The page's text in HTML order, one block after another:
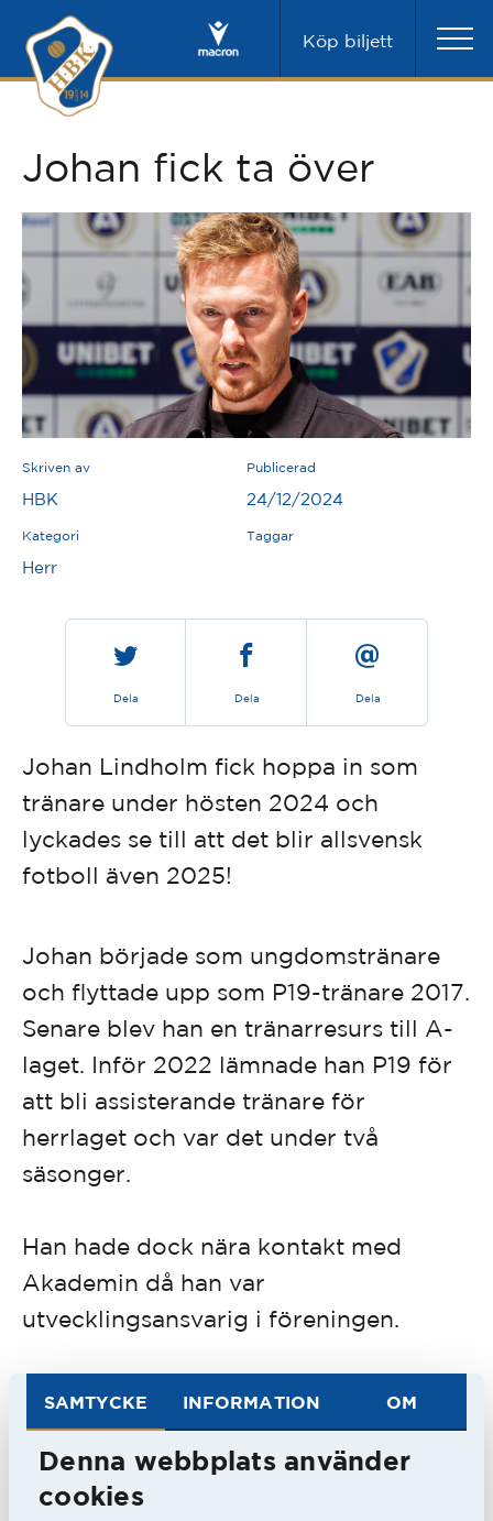
SAMTYCKE INFORMATION OM
Denna webbplats använder
cookies
Köp biljett
Johan fick ta över
Skriven av
HBK
Publicerad
24/12/2024
Kategori
Herr
Taggar
Dela Dela Dela
Johan Lindholm fick hoppa in som
tränare under hösten 2024 och
lyckades se till att det blir allsvensk
fotboll även 2025!
Johan började som ungdomstränare
och flyttade upp som P19-tränare 2017.
Senare blev han en tränarresurs till A-
laget. Inför 2022 lämnade han P19 för
att bli assisterande tränare för
herrlaget och var det under två
säsonger.
Han hade dock nära kontakt med
Akademin då han var
utvecklingsansvarig i föreningen.
Fick i augusti 2024 ta över herrlaget
efter Magnus Haglund.
Första matcherna blev det förluster